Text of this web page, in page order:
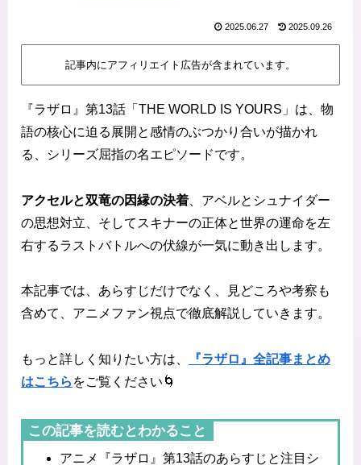
2025.06.27 2025.09.26
記事内にアフィリエイト広告が含まれています。
『ラザロ』第13話「THE WORLD IS YOURS」は、物
語の核心に迫る展開と感情のぶつかり合いが描かれ
る、シリーズ屈指の名エピソードです。
アクセルと双竜の因縁の決着 、アベルとシュナイダー
の思想対立、そしてスキナーの正体と世界の運命を左
右するラストバトルへの伏線が一気に動き出します。
本記事では、あらすじだけでなく、見どころや考察も
含めて、アニメファン視点で徹底解説していきます。
もっと詳しく知りたい方は、
『ラザロ』全記事まとめ
はこちら をご覧ください🌀
この記事を読むとわかること
アニメ『ラザロ』第13話のあらすじと注目シ